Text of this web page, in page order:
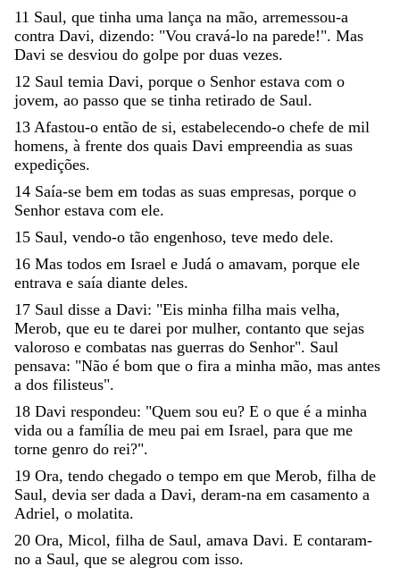
11 Saul, que tinha uma lança na mão, arremessou-a
contra Davi, dizendo: "Vou cravá-lo na parede!". Mas
Davi se desviou do golpe por duas vezes.
12 Saul temia Davi, porque o Senhor estava com o
jovem, ao passo que se tinha retirado de Saul.
13 Afastou-o então de si, estabelecendo-o chefe de mil
homens, à frente dos quais Davi empreendia as suas
expedições.
14 Saía-se bem em todas as suas empresas, porque o
Senhor estava com ele.
15 Saul, vendo-o tão engenhoso, teve medo dele.
16 Mas todos em Israel e Judá o amavam, porque ele
entrava e saía diante deles.
17 Saul disse a Davi: "Eis minha filha mais velha,
Merob, que eu te darei por mulher, contanto que sejas
valoroso e combatas nas guerras do Senhor". Saul
pensava: "Não é bom que o fira a minha mão, mas antes
a dos filisteus".
18 Davi respondeu: "Quem sou eu? E o que é a minha
vida ou a família de meu pai em Israel, para que me
torne genro do rei?".
19 Ora, tendo chegado o tempo em que Merob, filha de
Saul, devia ser dada a Davi, deram-na em casamento a
Adriel, o molatita.
20 Ora, Micol, filha de Saul, amava Davi. E contaram-
no a Saul, que se alegrou com isso.